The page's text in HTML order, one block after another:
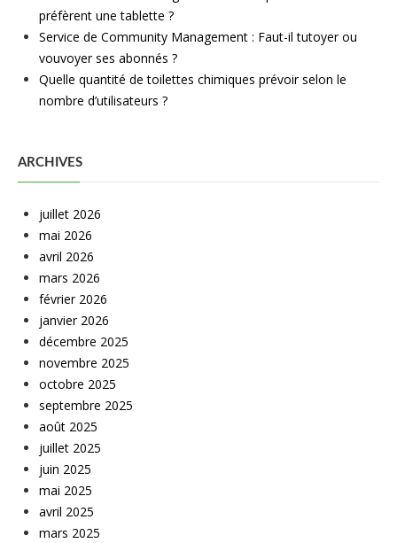
préfèrent une tablette ?
Service de Community Management : Faut-il tutoyer ou
vouvoyer ses abonnés ?
Quelle quantité de toilettes chimiques prévoir selon le
nombre d’utilisateurs ?
ARCHIVES
juillet 2026
mai 2026
avril 2026
mars 2026
février 2026
janvier 2026
décembre 2025
novembre 2025
octobre 2025
septembre 2025
août 2025
juillet 2025
juin 2025
mai 2025
avril 2025
mars 2025